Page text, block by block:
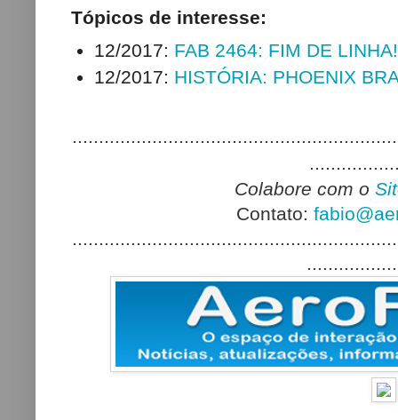
Tópicos de interesse:
12/2017: FAB 2464: FIM DE LINHA!
12/2017: HISTÓRIA: PHOENIX
Colabore com o
Contato: